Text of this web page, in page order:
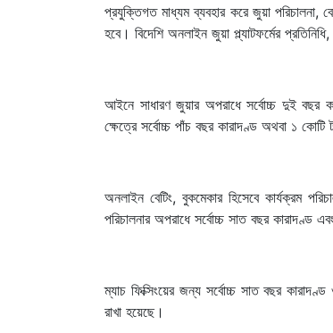
প্রযুক্তিগত মাধ্যম ব্যবহার করে জুয়া পরিচালনা,
হবে। বিদেশি অনলাইন জুয়া প্ল্যাটফর্মের
আইনে সাধারণ জুয়ার অপরাধে সর্বোচ্চ দুই বছর
ক্ষেত্রে সর্বোচ্চ পাঁচ বছর কারাদণ্ড অথবা ১ কোটি
অনলাইন বেটিং, বুকমেকার হিসেবে কার্যক্রম
পরিচালনার অপরাধে সর্বোচ্চ সাত বছর কারাদণ্ড
ম্যাচ ফিক্সিংয়ের জন্য সর্বোচ্চ সাত বছর
রাখা হয়েছে।